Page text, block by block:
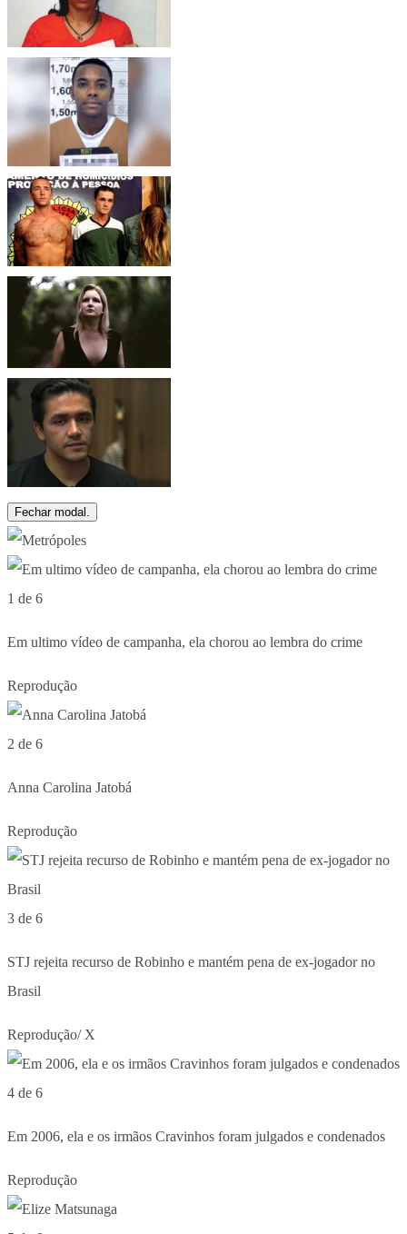
Fechar modal.
1 de 6
Em ultimo vídeo de campanha, ela chorou ao lembra do crime
Reprodução
2 de 6
Anna Carolina Jatobá
Reprodução
3 de 6
STJ rejeita recurso de Robinho e mantém pena de ex-jogador no
Brasil
Reprodução/ X
4 de 6
Em 2006, ela e os irmãos Cravinhos foram julgados e condenados
Reprodução